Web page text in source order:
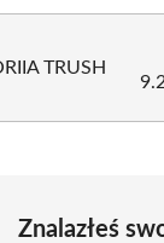
TRUSH
Znalazłeś